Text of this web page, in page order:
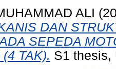
ALI
DAN
SEPEDA
TAK). S1 thesis,